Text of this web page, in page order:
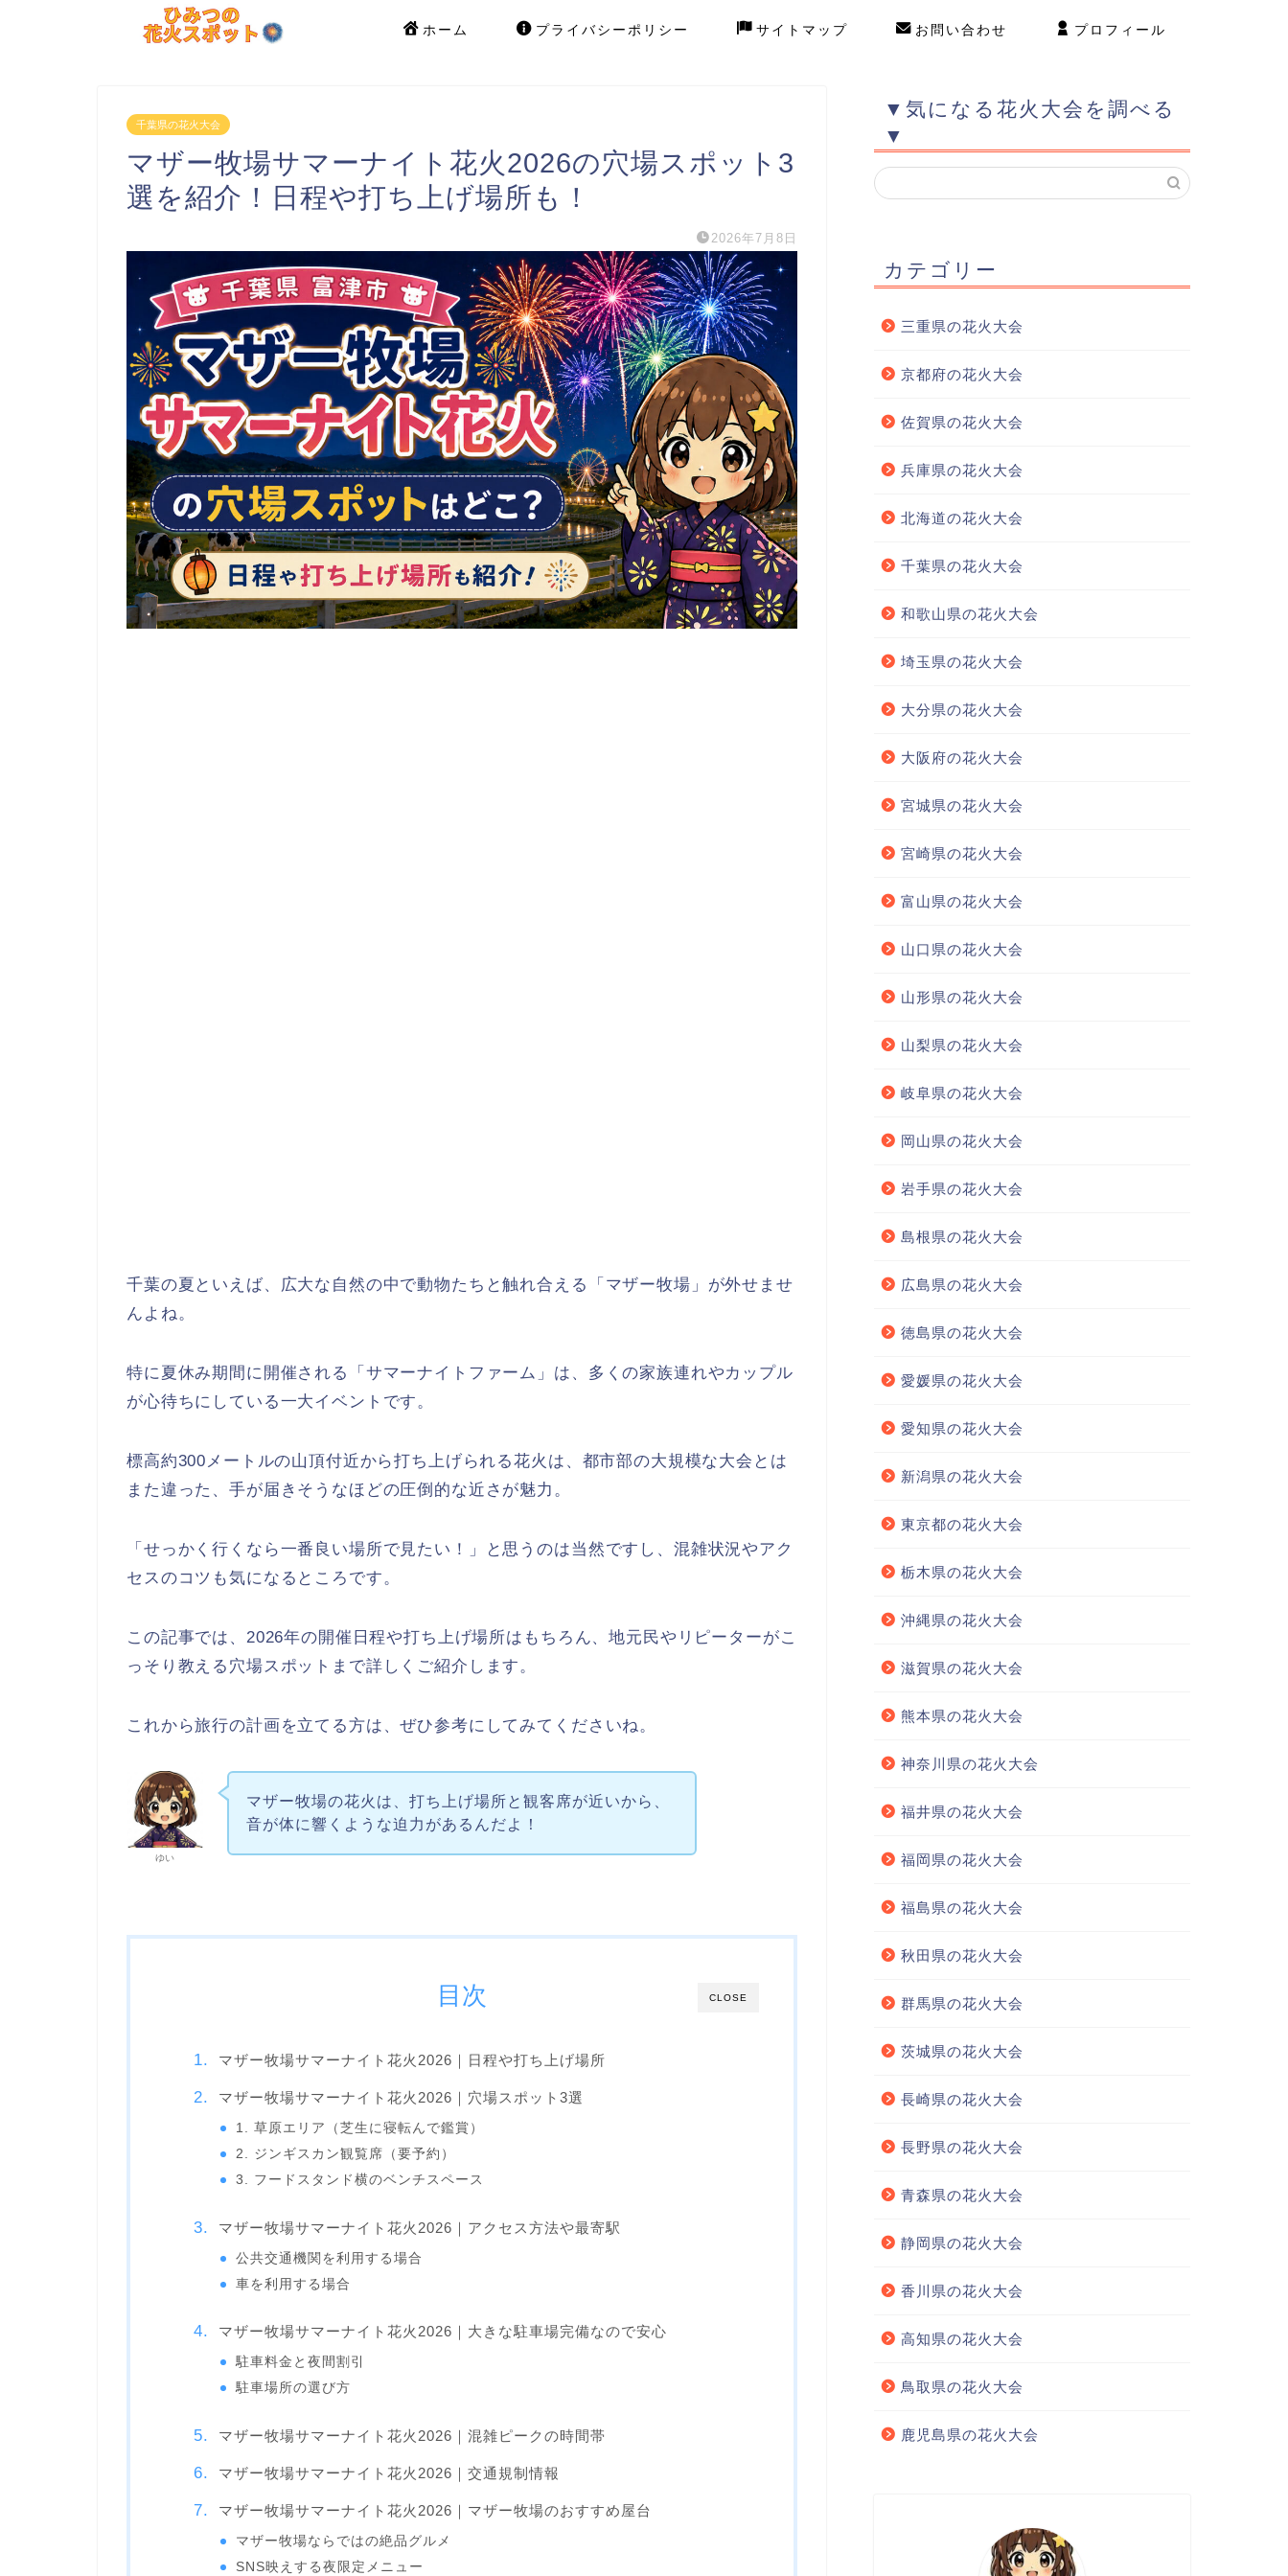
ホーム プライバシーポリシー サイトマップ お問い合わせ プロフィール
千葉県の花火大会
マザー牧場サマーナイト花火2026の穴場スポット3
選を紹介！日程や打ち上げ場所も！
2026年7月8日
千葉の夏といえば、広大な自然の中で動物たちと触れ合える「マザー牧場」が外せませ
んよね。
特に夏休み期間に開催される「サマーナイトファーム」は、多くの家族連れやカップル
が心待ちにしている一大イベントです。
標高約300メートルの山頂付近から打ち上げられる花火は、都市部の大規模な大会とは
また違った、手が届きそうなほどの圧倒的な近さが魅力。
「せっかく行くなら一番良い場所で見たい！」と思うのは当然ですし、混雑状況やアク
セスのコツも気になるところです。
この記事では、2026年の開催日程や打ち上げ場所はもちろん、地元民やリピーターがこ
っそり教える穴場スポットまで詳しくご紹介します。
これから旅行の計画を立てる方は、ぜひ参考にしてみてくださいね。
ゆい
マザー牧場の花火は、打ち上げ場所と観客席が近いから、
音が体に響くような迫力があるんだよ！
CLOSE
目次
マザー牧場サマーナイト花火2026｜日程や打ち上げ場所
マザー牧場サマーナイト花火2026｜穴場スポット3選
1. 草原エリア（芝生に寝転んで鑑賞）
2. ジンギスカン観覧席（要予約）
3. フードスタンド横のベンチスペース
マザー牧場サマーナイト花火2026｜アクセス方法や最寄駅
公共交通機関を利用する場合
車を利用する場合
マザー牧場サマーナイト花火2026｜大きな駐車場完備なので安心
駐車料金と夜間割引
駐車場所の選び方
マザー牧場サマーナイト花火2026｜混雑ピークの時間帯
マザー牧場サマーナイト花火2026｜交通規制情報
マザー牧場サマーナイト花火2026｜マザー牧場のおすすめ屋台
マザー牧場ならではの絶品グルメ
SNS映えする夜限定メニュー
▼気になる花火大会を調べる
▼
カテゴリー
三重県の花火大会
京都府の花火大会
佐賀県の花火大会
兵庫県の花火大会
北海道の花火大会
千葉県の花火大会
和歌山県の花火大会
埼玉県の花火大会
大分県の花火大会
大阪府の花火大会
宮城県の花火大会
宮崎県の花火大会
富山県の花火大会
山口県の花火大会
山形県の花火大会
山梨県の花火大会
岐阜県の花火大会
岡山県の花火大会
岩手県の花火大会
島根県の花火大会
広島県の花火大会
徳島県の花火大会
愛媛県の花火大会
愛知県の花火大会
新潟県の花火大会
東京都の花火大会
栃木県の花火大会
沖縄県の花火大会
滋賀県の花火大会
熊本県の花火大会
神奈川県の花火大会
福井県の花火大会
福岡県の花火大会
福島県の花火大会
秋田県の花火大会
群馬県の花火大会
茨城県の花火大会
長崎県の花火大会
長野県の花火大会
青森県の花火大会
静岡県の花火大会
香川県の花火大会
高知県の花火大会
鳥取県の花火大会
鹿児島県の花火大会